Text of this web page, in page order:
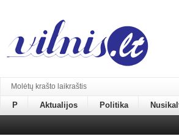
Molėtų krašto laikraštis
P Aktualijos Politika